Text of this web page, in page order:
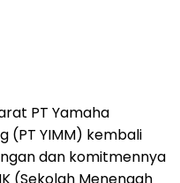
PT Yamaha
(PT YIMM) kembali
dan komitmennya
(Sekolah Menengah